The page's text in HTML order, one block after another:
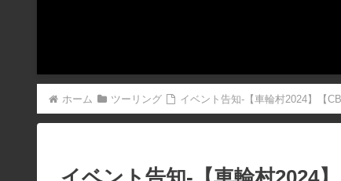
ホーム ツーリング イベント告知-【車輪村2024】【